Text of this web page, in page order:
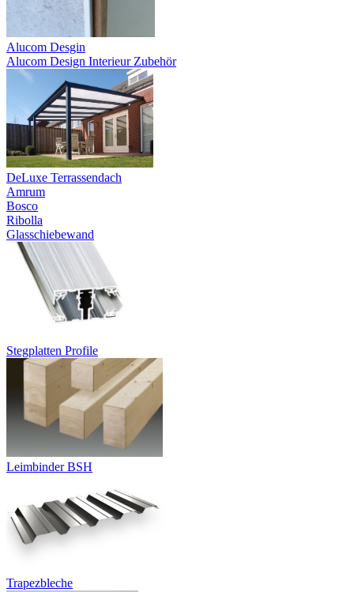
Alucom Desgin
Alucom Design Interieur Zubehör
DeLuxe Terrassendach
Amrum
Bosco
Ribolla
Glasschiebewand
Stegplatten Profile
Leimbinder BSH
Trapezbleche